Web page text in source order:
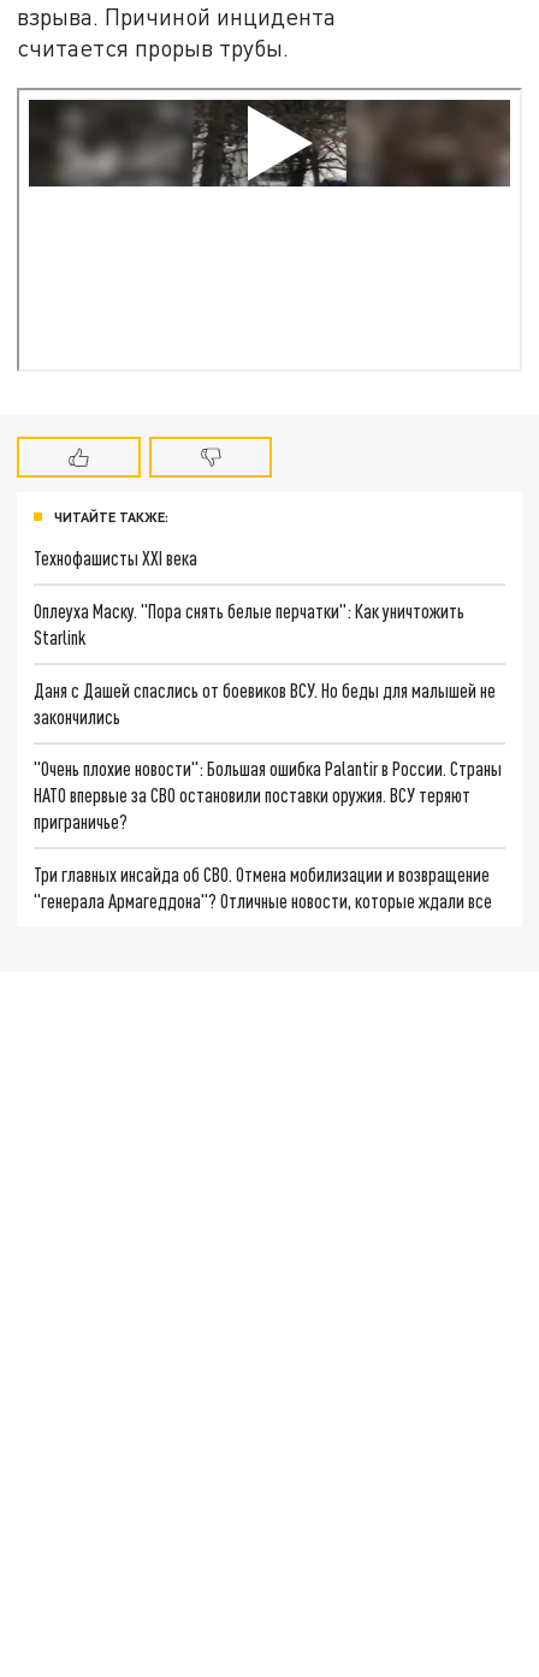
взрыва. Причиной инцидента
считается прорыв трубы.
ЧИТАЙТЕ ТАКЖЕ:
Технофашисты XXI века
Оплеуха Маску. "Пора снять белые перчатки": Как уничтожить
Starlink
Даня с Дашей спаслись от боевиков ВСУ. Но беды для малышей не
закончились
"Очень плохие новости": Большая ошибка Palantir в России. Страны
НАТО впервые за СВО остановили поставки оружия. ВСУ теряют
приграничье?
Три главных инсайда об СВО. Отмена мобилизации и возвращение
"генерала Армагеддона"? Отличные новости, которые ждали все